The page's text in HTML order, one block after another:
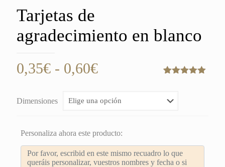
Tarjetas de
agradecimiento en blanco
5 en base
0,35€ - 0,60€Rango
precios:
0,35€
hasta
0,60€
Dimensiones
Personaliza ahora este producto: